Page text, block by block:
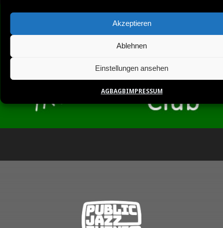
Akzeptieren
Ablehnen
Einstellungen ansehen
AGBAGBIMPRESSUM